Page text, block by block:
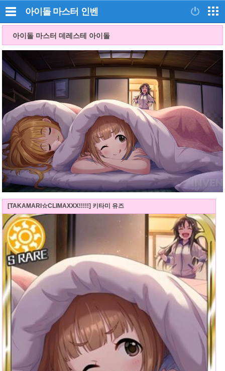
아이돌 마스터 인벤
아이돌 마스터 데레스테 아이돌
[TAKAMARI☆CLIMAXXX!!!!!] 키타미 유즈